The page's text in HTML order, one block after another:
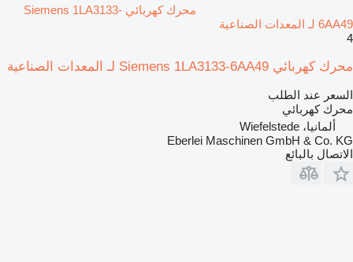
محرك كهربائي Siemens 1LA3133-
6AA49 لـ المعدات الصناعية
4
محرك كهربائي Siemens 1LA3133-6AA49 لـ المعدات الصناعية
السعر عند الطلب
محرك كهربائي
ألمانيا، Wiefelstede
Eberlei Maschinen GmbH & Co. KG
الاتصال بالبائع